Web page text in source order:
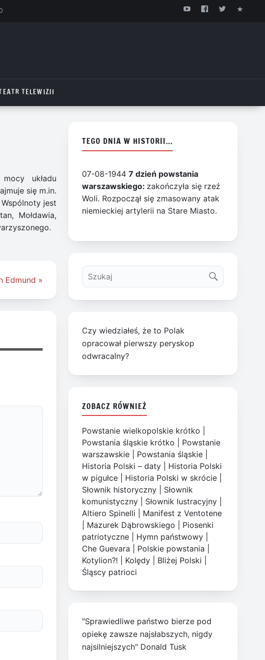
TELEWIZJI
układu
się m.in.
jest
Mołdawia,
Edmund »
TEGO DNIA W HISTORII…
07-08-19447 dzień powstania
warszawskiego: zakończyła się rzeź
Woli. Rozpoczął się zmasowany atak
niemieckiej artylerii na Stare Miasto.
Czy wiedziałeś, że to Polak
opracował pierwszy peryskop
odwracalny?
ZOBACZ RÓWNIEŻ
Powstanie wielkopolskie krótko
Powstania śląskie krótko
Powstanie
warszawskie
Powstania śląskie
Historia Polski – daty
Historia Polski
w pigułce
Historia Polski w skrócie
Słownik historyczny
Słownik
komunistyczny
Słownik lustracyjny
Altiero Spinelli
Manifest z Ventotene
Mazurek Dąbrowskiego
Piosenki
patriotyczne
Hymn państwowy
Che Guevara
Polskie powstania
Kotylion?!
Kolędy Bliżej Polski
Śląscy patrioci
"Sprawiedliwe państwo bierze pod
opiekę zawsze najsłabszych, nigdy
najsilniejszych" Donald Tusk